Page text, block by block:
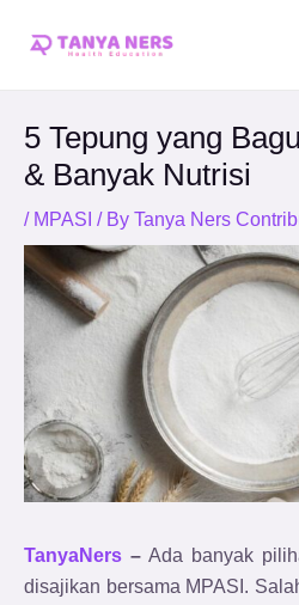
5 Tepung yang
& Banyak Nutrisi
/ MPASI / By Tanya Ners
TanyaNers –Ada banyak
disajikan bersama MPASI.
navigation